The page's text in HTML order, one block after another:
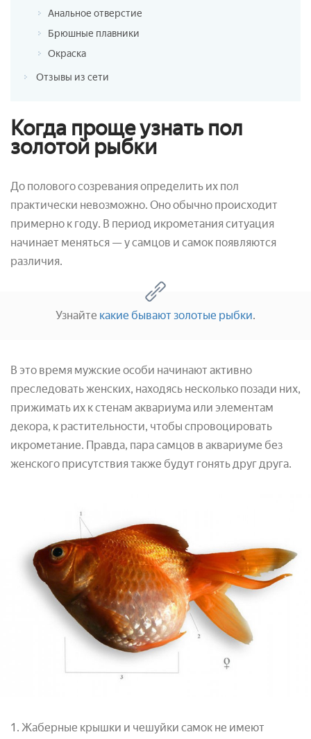
Анальное отверстие
Брюшные плавники
Окраска
Отзывы из сети
Когда проще узнать пол
золотой рыбки
До полового созревания определить их пол
практически невозможно. Оно обычно происходит
примерно к году. В период икрометания ситуация
начинает меняться — у самцов и самок появляются
различия.
Узнайте какие бывают золотые рыбки.
В это время мужские особи начинают активно
преследовать женских, находясь несколько позади них,
прижимать их к стенам аквариума или элементам
декора, к растительности, чтобы спровоцировать
икрометание. Правда, пара самцов в аквариуме без
женского присутствия также будут гонять друг друга.
1. Жаберные крышки и чешуйки самок не имеют